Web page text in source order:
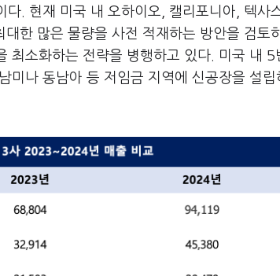
다. 현재 미국 내 오하이오, 캘리포니아, 텍사
한 많은 물량을 사전 적재하는 방안을 검토
최소화하는 전략을 병행하고 있다. 미국 내 5
미나 동남아 등 저임금 지역에 신공장을 설